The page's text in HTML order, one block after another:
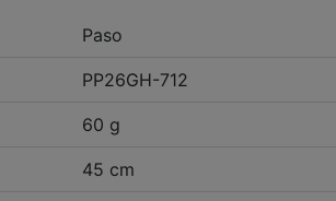
Paso
PP26GH-712
60 g
45 cm